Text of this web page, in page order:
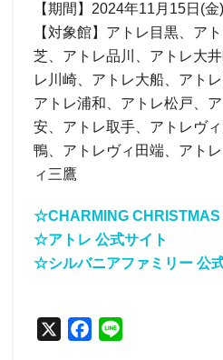
【期間】2024年11月15日(
【対象館】アトレ目黒、ア
芝、アトレ品川、アトレ大
レ川崎、アトレ大船、アト
アトレ浦和、アトレ松戸、
安、アトレ取手、アトレヴ
鴨、アトレヴィ田端、アト
ィ三鷹
☆CHARMING CHRISTMAS
☆アトレ 公式サイト
☆シルバニアファミリー 公